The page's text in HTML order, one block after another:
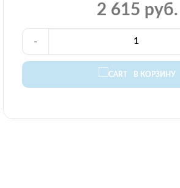
2 615 руб.
В КОРЗИНУ
-